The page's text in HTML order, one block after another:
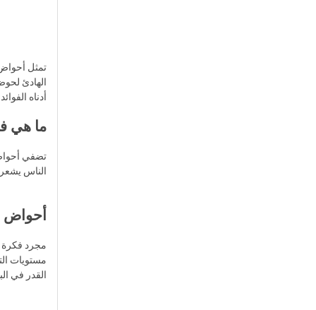
تمثل
الهادئ
أدناه
ما هي
تضفي أحواض
الناس
أحواض
مجرد فكرة
مستويات
القدر في